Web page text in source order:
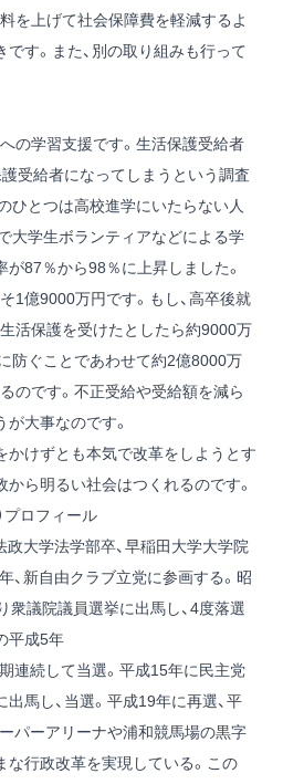
を上げて社会保障費を軽減するよ
です。また、別の取り組みも行って
の学習支援です。生活保護受給者
受給者になってしまうという調査
ひとつは高校進学にいたらない人
大学生ボランティアなどによる学
が87％から98％に上昇しました。
1億9000万円です。もし、高卒後就
活保護を受けたとしたら約9000万
防ぐことであわせて約2億8000万
のです。不正受給や受給額を減ら
大事なのです。
かけずとも本気で改革をしようとす
から明るい社会はつくれるのです。
プロフィール
政大学法学部卒、早稲田大学大学院
、新自由クラブ立党に参画する。昭
衆議院議員選挙に出馬し、4度落選
平成5年
連続して当選。平成15年に民主党
馬し、当選。平成19年に再選、平
パーアリーナや浦和競馬場の黒字
な行政改革を実現している。この